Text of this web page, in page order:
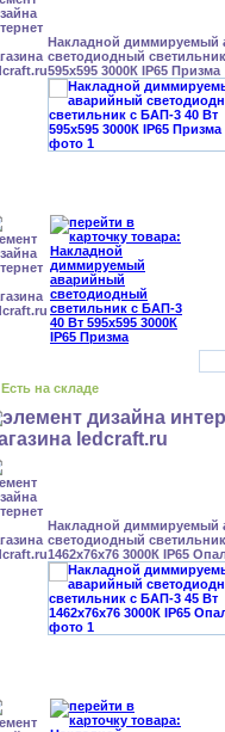
Накладной диммируемый
светодиодный
595x595 3000К IP65 Призма
Есть на складе
Накладной диммируемый
светодиодный
1462x76x76 3000К IP65